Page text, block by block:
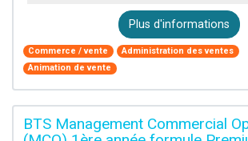
Plus d'informations
Commerce / vente
Administration des ventes
Animation de vente
BTS Management Commercial